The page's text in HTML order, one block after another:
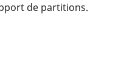
de partitions.